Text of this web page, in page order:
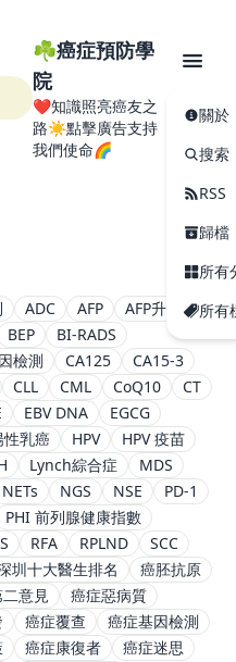
☘️癌症預防學
院
❤️知識照亮癌友之
路☀️點擊廣告支持
我們使命🌈
關於
搜索
RSS
歸檔
所有
所有
ADC AFP
AFP升高
BEP
BI-RADS
檢測 CA125
CA15-3
CLL CML CoQ10
CT
EBV DNA
EGCG
性乳癌 HPV
HPV 疫苗
Lynch綜合症
MDS
NETs NGS NSE
PD-1
PHI 前列腺健康指數
RFA RPLND
SCC
圳十大醫生排名
癌胚抗原
意見
癌症惡病質
癌症覆查
癌症基因檢測
癌症康復者
癌症迷思